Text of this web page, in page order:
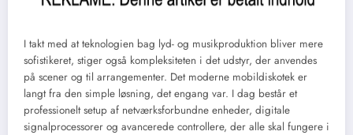
I takt med at teknologien bag lyd- og musikproduktion bliver mere
sofistikeret, stiger også kompleksiteten i det udstyr, der anvendes
på scener og til arrangementer. Det moderne mobildiskotek er
langt fra den simple løsning, det engang var. I dag består et
professionelt setup af netværksforbundne enheder, digitale
signalprocessorer og avancerede controllere, der alle skal fungere i